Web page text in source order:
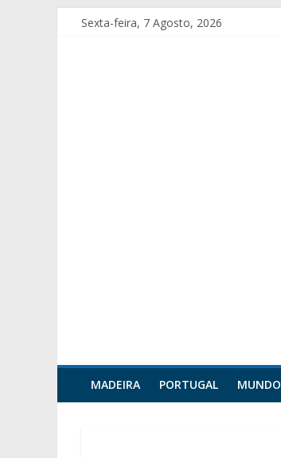
Sexta-feira, 7 Agosto, 2026
MADEIRA PORTUGAL MUNDO